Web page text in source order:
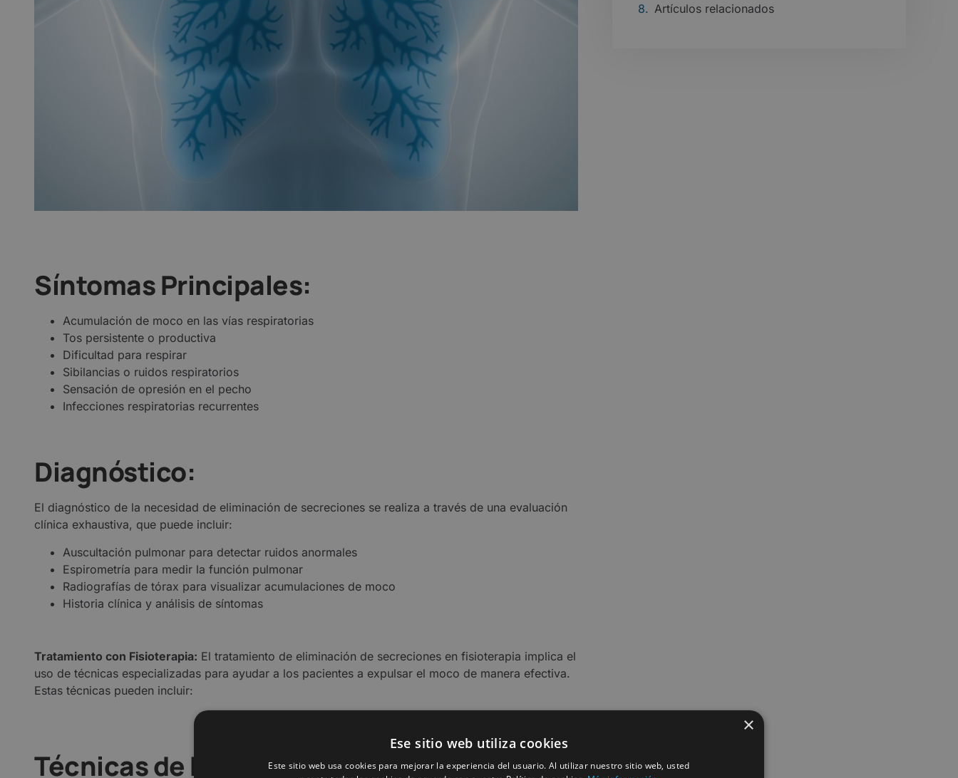
Síntomas Principales:
Acumulación de moco en las vías respiratorias
Tos persistente o productiva
Dificultad para respirar
Sibilancias o ruidos respiratorios
Sensación de opresión en el pecho
Infecciones respiratorias recurrentes
Diagnóstico:
El diagnóstico de la necesidad de eliminación de secreciones se realiza a través de una evaluación
clínica exhaustiva, que puede incluir:
Auscultación pulmonar para detectar ruidos anormales
Espirometría para medir la función pulmonar
Radiografías de tórax para visualizar acumulaciones de moco
Historia clínica y análisis de síntomas
Tratamiento con Fisioterapia: El tratamiento de eliminación de secreciones en fisioterapia implica el
uso de técnicas especializadas para ayudar a los pacientes a expulsar el moco de manera efectiva.
Estas técnicas pueden incluir:
Técnicas de Fisioterapia para la
Artículos relacionados
×
Ese sitio web utiliza cookies
Este sitio web usa cookies para mejorar la experiencia del usuario. Al utilizar nuestro sitio web, usted